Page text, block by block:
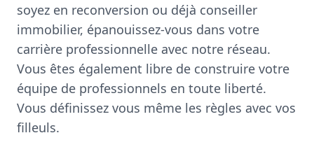
soyez en reconversion ou déjà conseiller
immobilier, épanouissez-vous dans votre
carrière professionnelle avec notre réseau.
Vous êtes également libre de construire votre
équipe de professionnels en toute liberté.
Vous définissez vous même les règles avec vos
filleuls.